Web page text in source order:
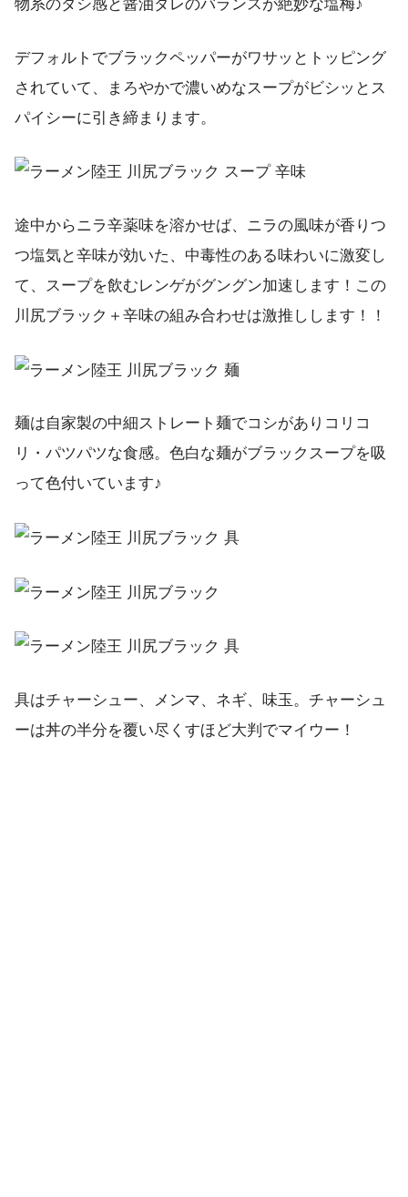
物系のダシ感と醤油ダレのバランスが絶妙な塩梅♪
デフォルトでブラックペッパーがワサッとトッピング
されていて、まろやかで濃いめなスープがビシッとス
パイシーに引き締まります。
途中からニラ辛薬味を溶かせば、ニラの風味が香りつ
つ塩気と辛味が効いた、中毒性のある味わいに激変し
て、スープを飲むレンゲがグングン加速します！この
川尻ブラック＋辛味の組み合わせは激推しします！！
麺は自家製の中細ストレート麺でコシがありコリコ
リ・パツパツな食感。色白な麺がブラックスープを吸
って色付いています♪
具はチャーシュー、メンマ、ネギ、味玉。チャーシュ
ーは丼の半分を覆い尽くすほど大判でマイウー！